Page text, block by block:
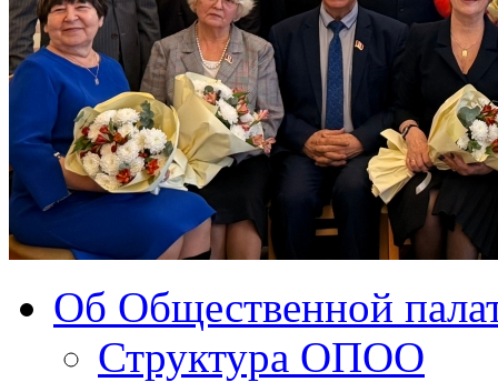
Об Общественной
Структура ОПОО